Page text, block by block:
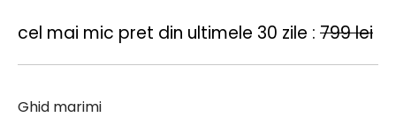
vanzare
cel mai mic pret din ultimele 30 zile : 799 lei
Ghid marimi